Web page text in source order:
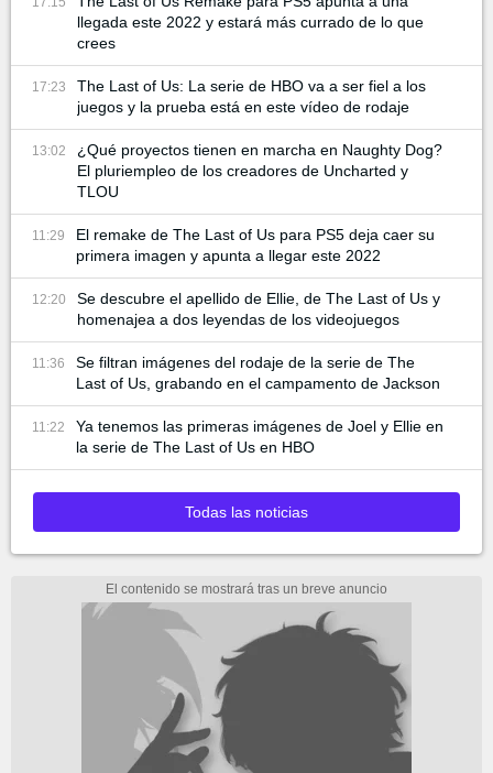
llegada este 2022 y estará más currado de lo que
crees
17:23
The Last of Us: La serie de HBO va a ser fiel a los
juegos y la prueba está en este vídeo de rodaje
13:02
¿Qué proyectos tienen en marcha en Naughty Dog?
El pluriempleo de los creadores de Uncharted y
TLOU
11:29
El remake de The Last of Us para PS5 deja caer su
primera imagen y apunta a llegar este 2022
12:20
Se descubre el apellido de Ellie, de The Last of Us y
homenajea a dos leyendas de los videojuegos
11:36
Se filtran imágenes del rodaje de la serie de The
Last of Us, grabando en el campamento de Jackson
11:22
Ya tenemos las primeras imágenes de Joel y Ellie en
la serie de The Last of Us en HBO
Todas las noticias